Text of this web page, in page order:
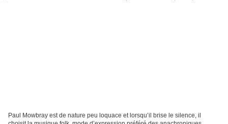
Paul Mowbray est de nature peu loquace et lorsqu’il brise le silence, il